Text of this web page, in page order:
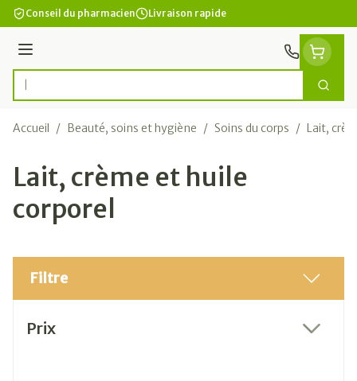
Aller au contenu
Conseil du pharmacien Livraison rapide
Menu
Rechercher
Accueil / Beauté, soins et hygiène / Soins du corps / Lait,
Lait, crème et huile
corporel
Filtre
Prix